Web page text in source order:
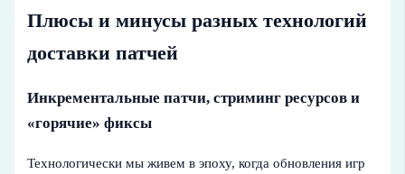
Плюсы и минусы разных технологий
доставки патчей
Инкрементальные патчи, стриминг ресурсов и
«горячие» фиксы
Технологически мы живем в эпоху, когда обновления игр